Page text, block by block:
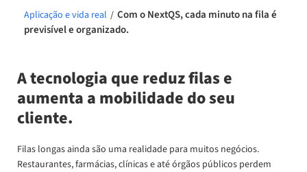
Aplicação e vida real / Com o NextQS, cada minuto na fila é
previsível e organizado.
A tecnologia que reduz filas e
aumenta a mobilidade do seu
cliente.
Filas longas ainda são uma realidade para muitos negócios.
Restaurantes, farmácias, clínicas e até órgãos públicos perdem